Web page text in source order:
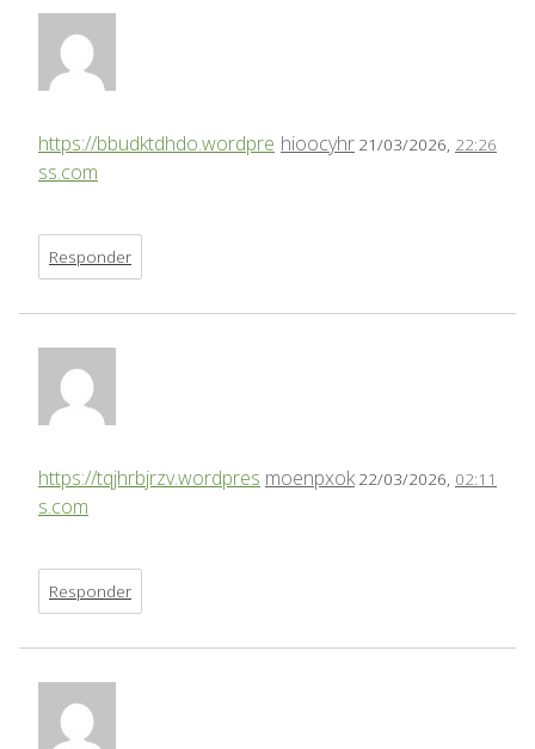
hioocyhr 21/03/2026, 22:26
https://bbudktdhdo.wordpre
ss.com
Responder
moenpxok 22/03/2026, 02:11
https://tqjhrbjrzv.wordpres
s.com
Responder